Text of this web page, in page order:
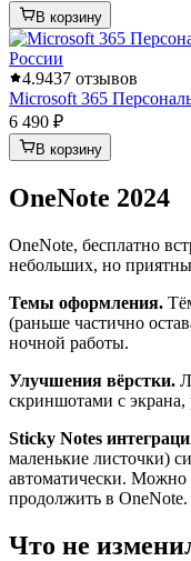
В корзину
4.9437 отзывов
Microsoft 365
6 490 ₽
В корзину
OneNote 2024
OneNote, бесплатно
небольших, но
Темы оформления.
(раньше частично
ночной работы.
Улучшения вёрстки.
скриншотами с
Sticky Notes
маленькие листочки)
автоматически. Можно
продолжить в OneNote.
Что не